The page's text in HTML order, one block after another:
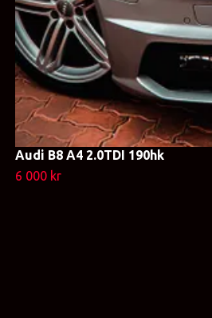
Audi B8 A4 2.0TDI 190hk
6 000 kr